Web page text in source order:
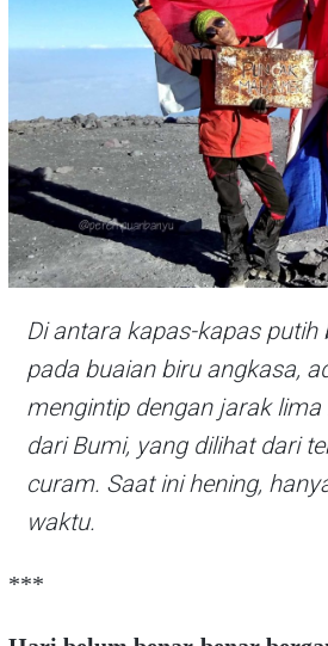
Di antara kapas-kapas putih
pada buaian biru angkasa,
mengintip dengan jarak
dari Bumi, yang dilihat dari
curam. Saat ini hening,
waktu.
***